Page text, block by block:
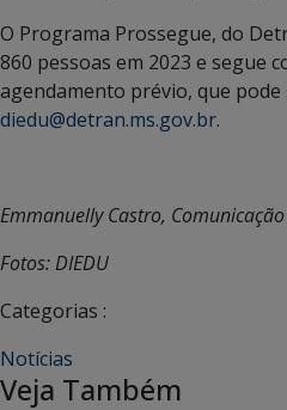
O Programa Prossegue, do
860 pessoas em 2023 e segue
agendamento prévio, que
diedu@detran.ms.gov.br.
Emmanuelly Castro,
Fotos: DIEDU
Categorias :
Notícias
Veja Também